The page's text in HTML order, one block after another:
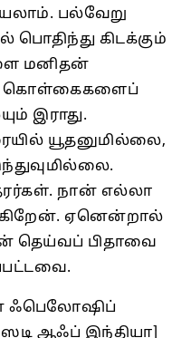
பல்வேறு
கிடக்கும்‌
மனிதன்‌
கொள்கைகளைப்‌
இராது.
யூதனுமில்லை,
நான்‌ எல்லா
ஏனென்றால்‌
பிதாவை
ஃபெலோஷிப்‌
ஆஃப்‌ இந்தியா]